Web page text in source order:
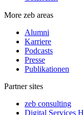
More zeb areas
Alumni
Karriere
Podcasts
Presse
Publikationen
Partner sites
zeb consulting
Digital Services